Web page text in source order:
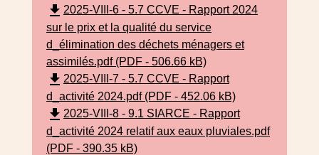
file_download 2025-VIII-6 - 5.7 CCVE - Rapport 2024
sur le prix et la qualité du service
d_élimination des déchets ménagers et
assimilés.pdf (PDF - 506.66 kB)
file_download 2025-VIII-7 - 5.7 CCVE - Rapport
d_activité 2024.pdf (PDF - 452.06 kB)
file_download 2025-VIII-8 - 9.1 SIARCE - Rapport
d_activité 2024 relatif aux eaux pluviales.pdf
(PDF - 390.35 kB)